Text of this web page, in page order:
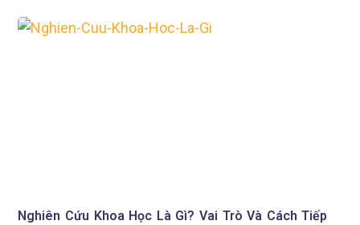
Nghiên Cứu Khoa Học Là Gì? Vai Trò Và Cách Tiếp